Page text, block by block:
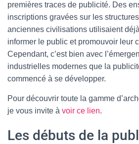
premières traces de publicité. Des
inscriptions gravées sur les
anciennes civilisations utilisaient
informer le public et promouvoir leur
Cependant, c’est bien avec
industrielles modernes que la
commencé à se développer.
Pour découvrir toute la gamme
je vous invite à voir ce lien.
Les débuts de la